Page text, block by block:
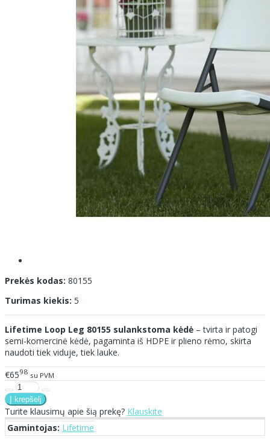
Prekės kodas: 80155
Turimas kiekis: 5
Lifetime Loop Leg 80155 sulankstoma kėdė – tvirta ir patogi
semi-komercinė kėdė, pagaminta iš HDPE ir plieno rėmo, skirta
naudoti tiek viduje, tiek lauke.
€6598 su PVM
Turite klausimų apie šią prekę? Klauskite
Gamintojas: Lifetime